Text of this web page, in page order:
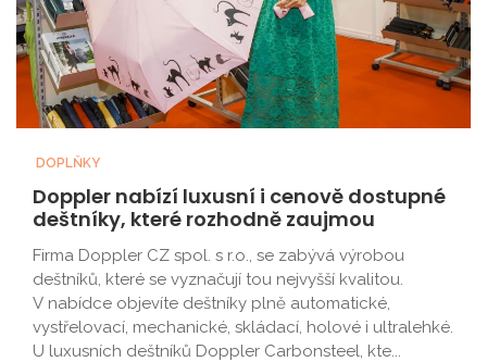
DOPLŇKY
Doppler nabízí luxusní i cenově dostupné
deštníky, které rozhodně zaujmou
Firma Doppler CZ spol. s r.o., se zabývá výrobou
deštníků, které se vyznačují tou nejvyšší kvalitou.
V nabídce objevíte deštníky plně automatické,
vystřelovací, mechanické, skládací, holové i ultralehké.
U luxusních deštníků Doppler Carbonsteel, kte...